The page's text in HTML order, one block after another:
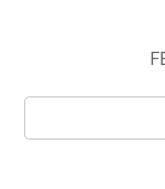
Search: